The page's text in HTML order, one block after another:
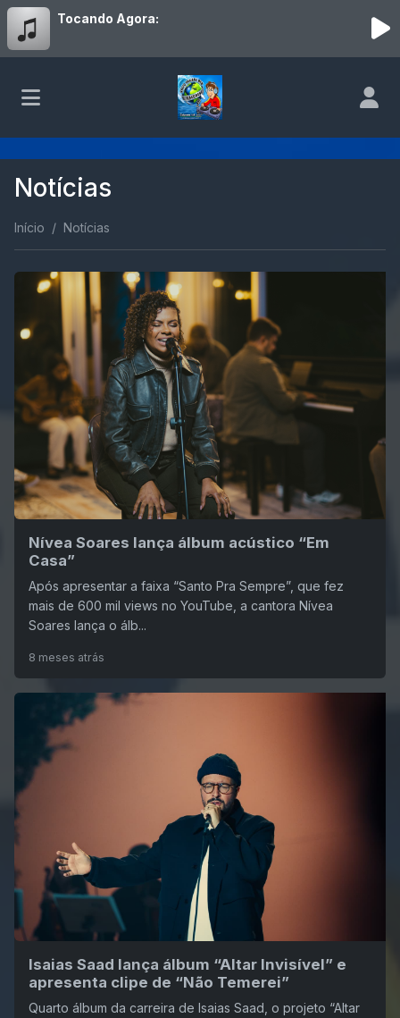
Tocando Agora:
Notícias
Início Notícias
Nívea Soares lança álbum acústico “Em
Casa”
Após apresentar a faixa “Santo Pra Sempre”, que fez
mais de 600 mil views no YouTube, a cantora Nívea
Soares lança o álb...
8 meses atrás
Isaias Saad lança álbum “Altar Invisível” e
apresenta clipe de “Não Temerei”
Quarto álbum da carreira de Isaias Saad, o projeto “Altar